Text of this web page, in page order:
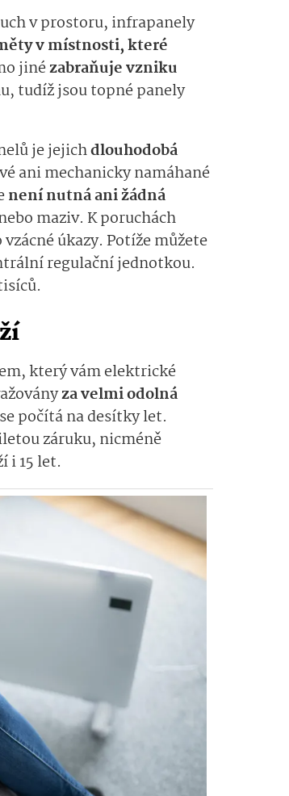
v prostoru, infrapanely
v místnosti, které
jinézabraňuje vzniku
tudíž jsou topné panely
je jejichdlouhodobá
ani mechanicky namáhané
není nutná ani žádná
maziv. K poruchách
úkazy. Potíže můžete
regulační jednotkou.
který vám elektrické
za velmi odolná
počítá na desítky let.
záruku, nicméně
i 15 let.